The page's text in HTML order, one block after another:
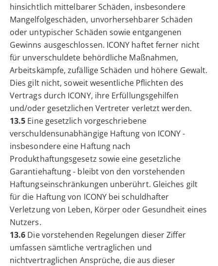
hinsichtlich mittelbarer Schäden, insbesondere
Mangelfolgeschäden, unvorhersehbarer Schäden
oder untypischer Schäden sowie entgangenen
Gewinns ausgeschlossen. ICONY haftet ferner nicht
für unverschuldete behördliche Maßnahmen,
Arbeitskämpfe, zufällige Schäden und höhere Gewalt.
Dies gilt nicht, soweit wesentliche Pflichten des
Vertrags durch ICONY, ihre Erfüllungsgehilfen
und/oder gesetzlichen Vertreter verletzt werden.
13.5 Eine gesetzlich vorgeschriebene
verschuldensunabhängige Haftung von ICONY -
insbesondere eine Haftung nach
Produkthaftungsgesetz sowie eine gesetzliche
Garantiehaftung - bleibt von den vorstehenden
Haftungseinschränkungen unberührt. Gleiches gilt
für die Haftung von ICONY bei schuldhafter
Verletzung von Leben, Körper oder Gesundheit eines
Nutzers.
13.6 Die vorstehenden Regelungen dieser Ziffer
umfassen sämtliche vertraglichen und
nichtvertraglichen Ansprüche, die aus dieser